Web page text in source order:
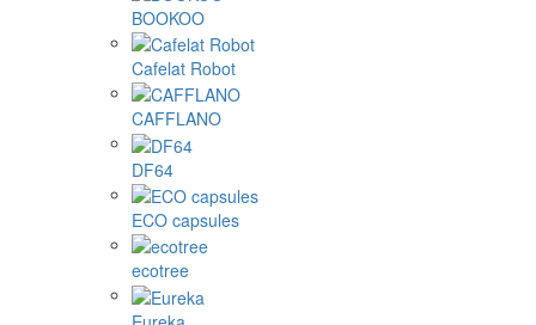
BOOKOO
Cafelat Robot
CAFFLANO
DF64
ECO capsules
ecotree